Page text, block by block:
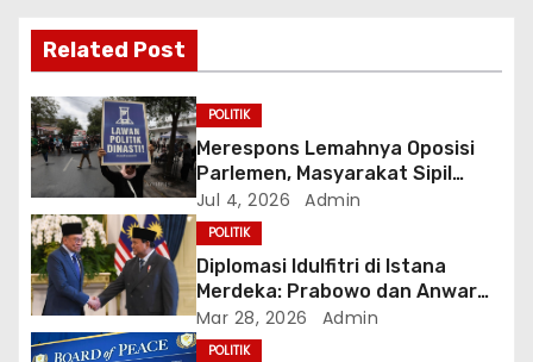
i
p
o
s
Related Post
POLITIK
Merespons Lemahnya Oposisi
Parlemen, Masyarakat Sipil
Bentuk “Kabinet Bayangan”
Jul 4, 2026 Admin
POLITIK
Diplomasi Idulfitri di Istana
Merdeka: Prabowo dan Anwar
Ibrahim Bahas Solusi Damai
Krisis Asia Barat
Mar 28, 2026 Admin
POLITIK